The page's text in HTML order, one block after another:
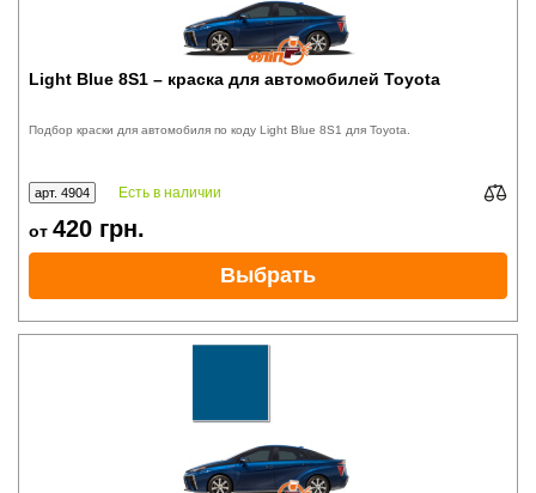
Light Blue 8S1 – краска для автомобилей Toyota
Подбор краски для автомобиля по коду Light Blue 8S1 для Toyota.
арт. 4904 Есть в наличии
от 420 грн.
Выбрать